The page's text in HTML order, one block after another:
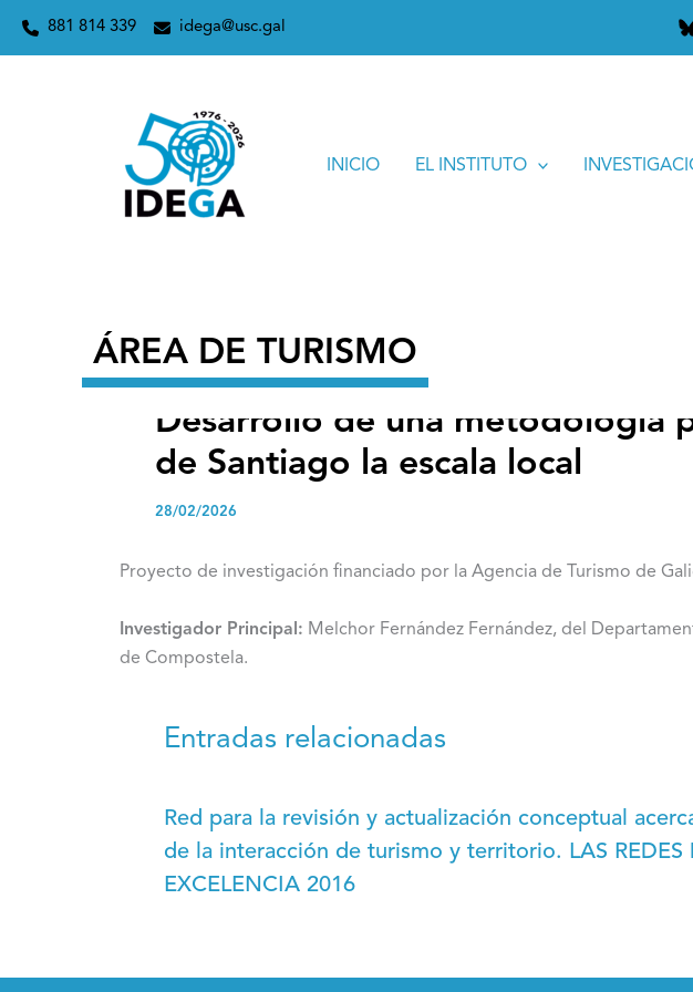
881 814 339 idega@usc.gal
INICIO EL INSTITUTO
ÁREA DE TURISMO
Inicio 2026 febrero 28 Desarrollo de una metodología para el estudio del
Desarrollo de una metodología
de Santiago la escala local
28/02/2026
Proyecto de investigación financiado por la Agencia de Turismo de
Investigador Principal: Melchor Fernández Fernández, del
de Compostela.
Entradas relacionadas
Red para la revisión y actualización conceptual
de la interacción de turismo y territorio. LAS REDES
EXCELENCIA 2016